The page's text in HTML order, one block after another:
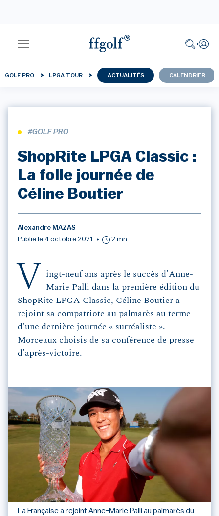
GOLF PRO LPGA TOUR ACTUALITÉS CALENDRIER
#GOLF PRO
ShopRite LPGA Classic :
La folle journée de
Céline Boutier
Alexandre MAZAS
Publié le 4 octobre 2021
2 mn
V
ingt-neuf ans après le succès d'Anne-
Marie Palli dans la première édition du
ShopRite LPGA Classic, Céline Boutier a
rejoint sa compatriote au palmarès au terme
d'une dernière journée « surréaliste ».
Morceaux choisis de sa conférence de presse
d'après-victoire.
La Française a rejoint Anne-Marie Palli au palmarès du